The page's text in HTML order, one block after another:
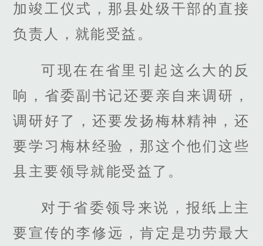
加竣工仪式，那县处级干部的直接
负责人，就能受益。
可现在在省里引起这么大的反
响，省委副书记还要亲自来调研，
调研好了，还要发扬梅林精神，还
要学习梅林经验，那这个他们这些
县主要领导就能受益了。
对于省委领导来说，报纸上主
要宣传的李修远，肯定是功劳最大